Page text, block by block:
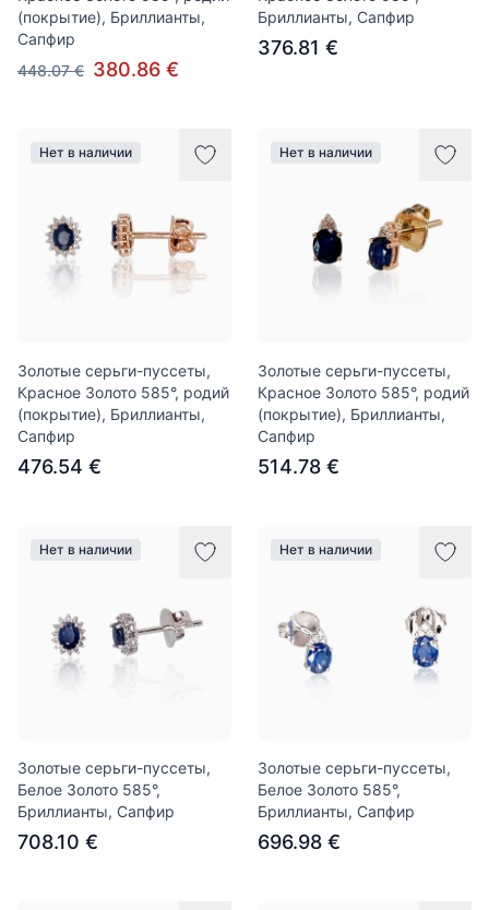
(покрытие), Бриллианты,
Сапфир
448.07 € 380.86 €
Бриллианты, Сапфир
376.81 €
Нет в наличии
Золотые серьги-пуссеты,
Красное Золото 585°, родий
(покрытие), Бриллианты,
Сапфир
476.54 €
Нет в наличии
Золотые серьги-пуссеты,
Красное Золото 585°, родий
(покрытие), Бриллианты,
Сапфир
514.78 €
Нет в наличии
Золотые серьги-пуссеты,
Белое Золото 585°,
Бриллианты, Сапфир
708.10 €
Нет в наличии
Золотые серьги-пуссеты,
Белое Золото 585°,
Бриллианты, Сапфир
696.98 €